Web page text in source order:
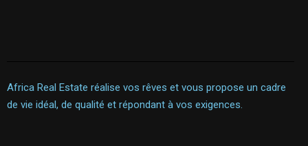
Africa Real Estate réalise vos rêves et vous propose un cadre
de vie idéal, de qualité et répondant à vos exigences.